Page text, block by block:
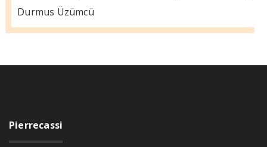
Durmus Üzümcü
Pierrecassi